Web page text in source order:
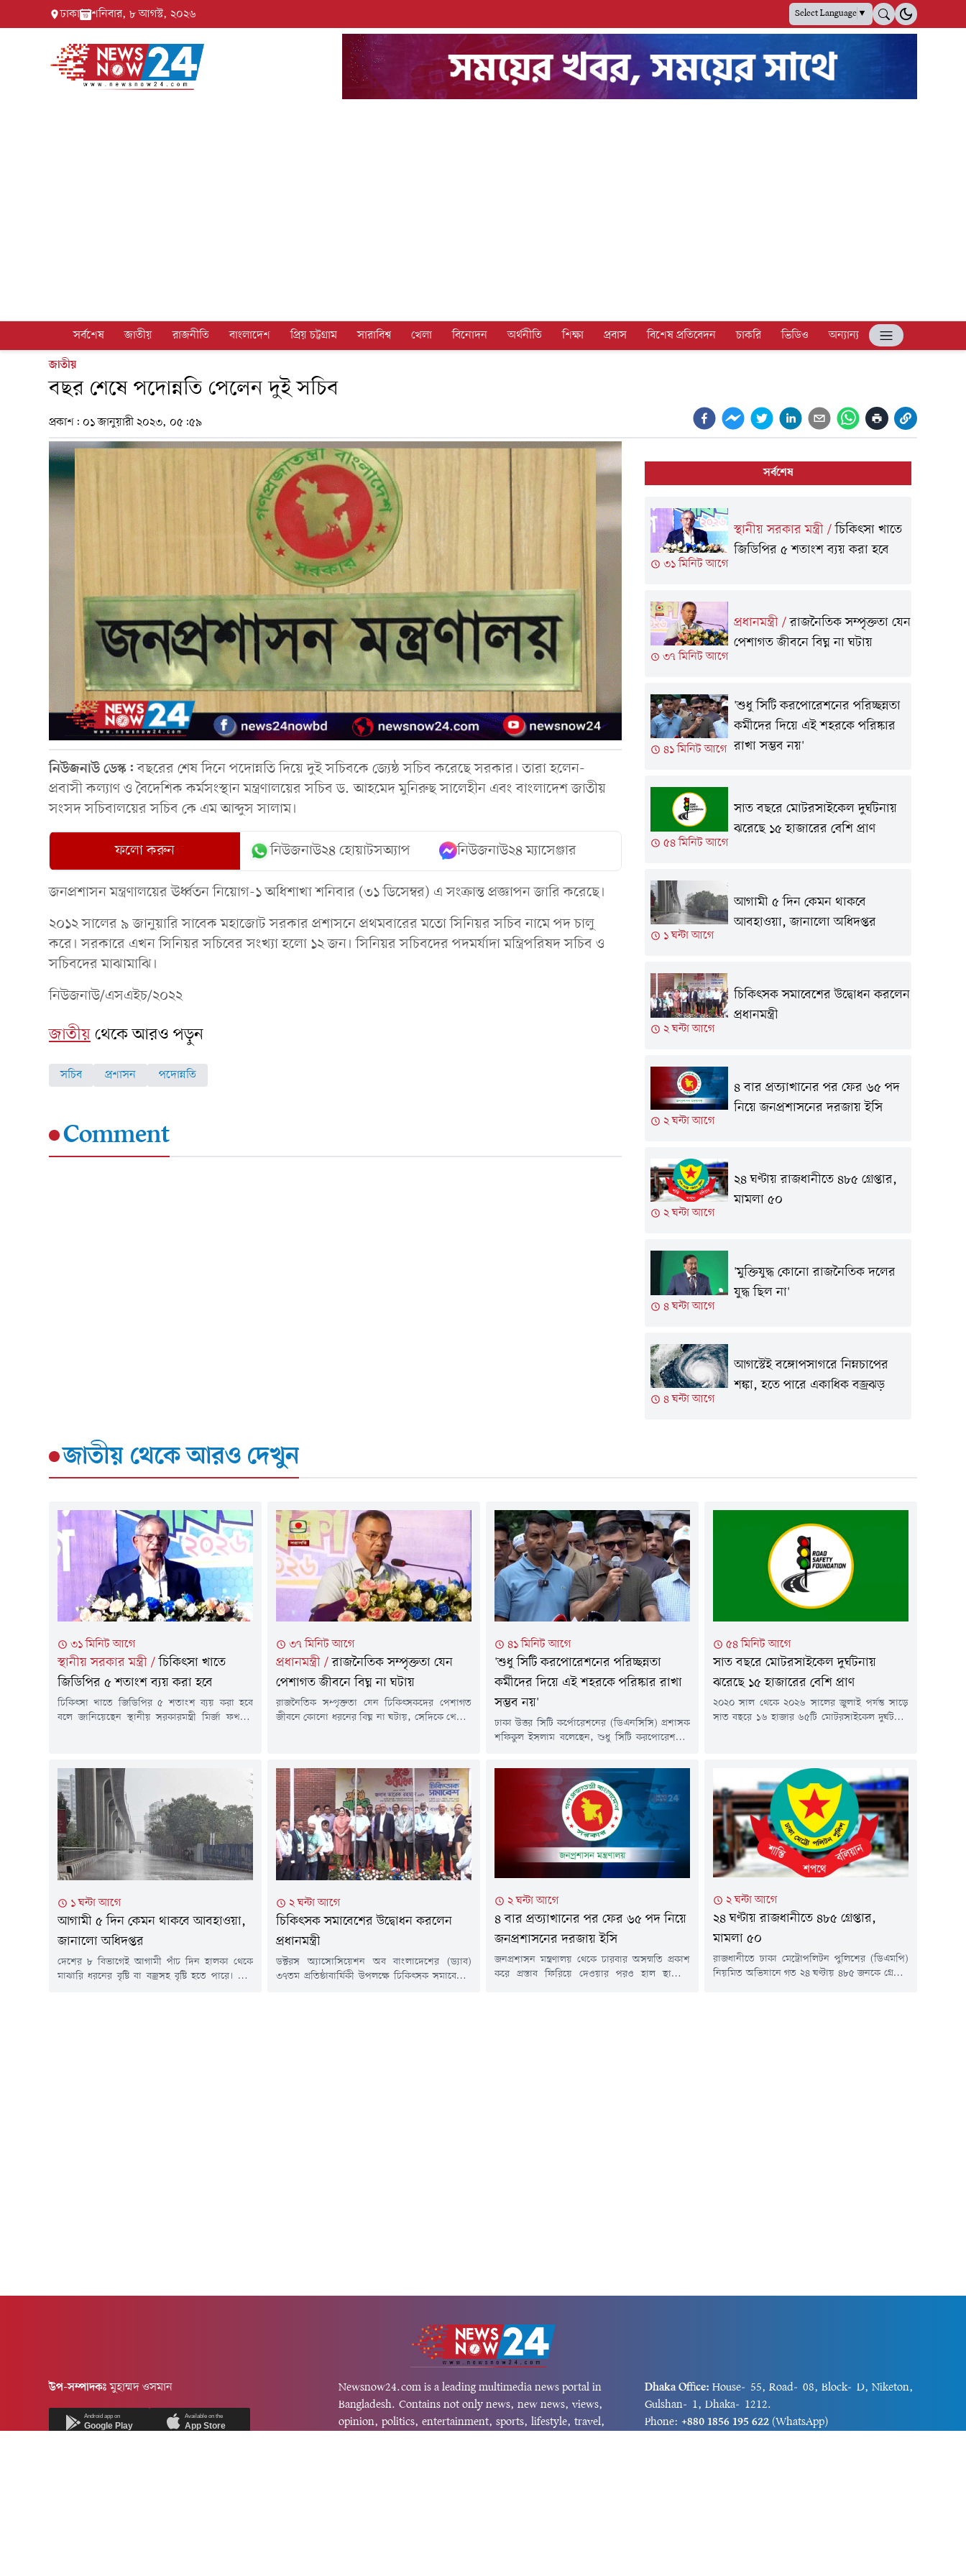
ঢাকা শনিবার, ৮ আগস্ট, ২০২৬ Select Language▼
সর্বশেষ জাতীয় রাজনীতি বাংলাদেশ প্রিয় চট্টগ্রাম সারাবিশ্ব খেলা বিনোদন অর্থনীতি শিক্ষা প্রবাস বিশেষ প্রতিবেদন চাকরি ভিডিও
অন্যান্য
জাতীয়
বছর শেষে পদোন্নতি পেলেন দুই সচিব
প্রকাশ: ০১ জানুয়ারী ২০২৩, ০৫:৫৯
নিউজনাউ ডেস্ক:বছরের শেষ দিনে পদোন্নতি দিয়ে দুই সচিবকে জ্যেষ্ঠ সচিব করেছে সরকার। তারা হলেন-
প্রবাসী কল্যাণ ও বৈদেশিক কর্মসংস্থান মন্ত্রণালয়ের সচিব ড. আহমেদ মুনিরুছ সালেহীন এবং বাংলাদেশ জাতীয়
সংসদ সচিবালয়ের সচিব কে এম আব্দুস সালাম।
ফলো করুন নিউজনাউ২৪ হোয়াটসঅ্যাপ নিউজনাউ২৪ ম্যাসেঞ্জার
জনপ্রশাসন মন্ত্রণালয়ের ঊর্ধ্বতন নিয়োগ-১ অধিশাখা শনিবার (৩১ ডিসেম্বর) এ সংক্রান্ত প্রজ্ঞাপন জারি করেছে।
২০১২ সালের ৯ জানুয়ারি সাবেক মহাজোট সরকার প্রশাসনে প্রথমবারের মতো সিনিয়র সচিব নামে পদ চালু
করে। সরকারে এখন সিনিয়র সচিবের সংখ্যা হলো ১২ জন। সিনিয়র সচিবদের পদমর্যাদা মন্ত্রিপরিষদ সচিব ও
সচিবদের মাঝামাঝি।
নিউজনাউ/এসএইচ/২০২২
জাতীয়থেকে আরও পড়ুন
সচিব প্রশাসন পদোন্নতি
Comment
সর্বশেষ
৩১ মিনিট আগে
স্থানীয় সরকার মন্ত্রী/চিকিৎসা খাতে
জিডিপির ৫ শতাংশ ব্যয় করা হবে
৩৭ মিনিট আগে
প্রধানমন্ত্রী/রাজনৈতিক সম্পৃক্ততা যেন
পেশাগত জীবনে বিঘ্ন না ঘটায়
৪১ মিনিট আগে
'শুধু সিটি করপোরেশনের পরিচ্ছন্নতা
কর্মীদের দিয়ে এই শহরকে পরিষ্কার
রাখা সম্ভব নয়'
৫৪ মিনিট আগে
সাত বছরে মোটরসাইকেল দুর্ঘটনায়
ঝরেছে ১৫ হাজারের বেশি প্রাণ
১ ঘন্টা আগে
আগামী ৫ দিন কেমন থাকবে
আবহাওয়া, জানালো অধিদপ্তর
২ ঘন্টা আগে
চিকিৎসক সমাবেশের উদ্বোধন করলেন
প্রধানমন্ত্রী
২ ঘন্টা আগে
৪ বার প্রত্যাখানের পর ফের ৬৫ পদ
নিয়ে জনপ্রশাসনের দরজায় ইসি
২ ঘন্টা আগে
২৪ ঘণ্টায় রাজধানীতে ৪৮৫ গ্রেপ্তার,
মামলা ৫০
৪ ঘন্টা আগে
'মুক্তিযুদ্ধ কোনো রাজনৈতিক দলের
যুদ্ধ ছিল না'
৪ ঘন্টা আগে
আগস্টেই বঙ্গোপসাগরে নিম্নচাপের
শঙ্কা, হতে পারে একাধিক বজ্রঝড়
জাতীয় থেকে আরও দেখুন
৩১ মিনিট আগে
স্থানীয় সরকার মন্ত্রী /চিকিৎসা খাতে
জিডিপির ৫ শতাংশ ব্যয় করা হবে
চিকিৎসা খাতে জিডিপির ৫ শতাংশ ব্যয় করা হবে
বলে জানিয়েছেন স্থানীয় সরকারমন্ত্রী মির্জা ফখরুল
সংসদের এলডি হলে ডক্টরস এসোসিয়েশন অব
বাংলাদেশের (ড্যাব) ৩৭তম প্রতিষ্ঠাবার্ষিকী উপলক্ষে
আয়োজিত চিকিৎসক সমাবেশে এসব কথা জানান
তিনি।...
৩৭ মিনিট আগে
প্রধানমন্ত্রী /রাজনৈতিক সম্পৃক্ততা যেন
পেশাগত জীবনে বিঘ্ন না ঘটায়
রাজনৈতিক সম্পৃক্ততা যেন চিকিৎসকদের পেশাগত
জীবনে কোনো ধরনের বিঘ্ন না ঘটায়, সেদিকে খেয়াল
বাংলাদেশের (ড্যাব) ৩৭তম প্রতিষ্ঠাবার্ষিকী উপলক্ষে
আয়োজিত চিকিৎসক সমাবেশে প্রধান অতিথির
বক্তব্যে এ আহ্বান জানান তিনি।সমাবেশে দেশের
চলমান জ্বালানি পরিস্থিতি...
৪১ মিনিট আগে
'শুধু সিটি করপোরেশনের পরিচ্ছন্নতা
কর্মীদের দিয়ে এই শহরকে পরিষ্কার রাখা
সম্ভব নয়'
ঢাকা উত্তর সিটি কর্পোরেশনের (ডিএনসিসি) প্রশাসক
শফিকুল ইসলাম বলেছেন, শুধু সিটি করপোরেশনের
সম্ভব নয়। দরকার সাধারণ মানুষের সহায়তাও।
শনিবার (৮ আগস্ট) সকালে 'নগরের বর্জ্য ব্যবস্থাপনা
আমার-আপনার সকলের দায়িত্ব' শিরোনামে
জনসচেতনতা মূলক বিশেষ সাপ্তাহিক পরিচ্ছন্নতা
অভিযানে এ কথা বলেন তিনি।প্রশাসক জানান, ডেঙ্গু
নিয়ন্ত্রণে এরইমধ্যে ৯...
৫৪ মিনিট আগে
সাত বছরে মোটরসাইকেল দুর্ঘটনায়
ঝরেছে ১৫ হাজারের বেশি প্রাণ
২০২০ সাল থেকে ২০২৬ সালের জুলাই পর্যন্ত সাড়ে
সাত বছরে ১৬ হাজার ৬৫টি মোটরসাইকেল দুর্ঘটনায়
রোড সেফটি ফাউন্ডেশনের নির্বাহী পরিচালক সাইদুর
রহমানের পাঠানো এক সংবাদ বিজ্ঞপ্তিতে...
১ ঘন্টা আগে
আগামী ৫ দিন কেমন থাকবে আবহাওয়া,
জানালো অধিদপ্তর
দেশের ৮ বিভাগেই আগামী পাঁচ দিন হালকা থেকে
মাঝারি ধরনের বৃষ্টি বা বজ্রসহ বৃষ্টি হতে পারে। কিছু
২ ঘন্টা আগে
চিকিৎসক সমাবেশের উদ্বোধন করলেন
প্রধানমন্ত্রী
ডক্টরস অ্যাসোসিয়েশন অব বাংলাদেশের (ড্যাব)
৩৭তম প্রতিষ্ঠাবার্ষিকী উপলক্ষে চিকিৎসক সমাবেশের
২ ঘন্টা আগে
৪ বার প্রত্যাখানের পর ফের ৬৫ পদ নিয়ে
জনপ্রশাসনের দরজায় ইসি
জনপ্রশাসন মন্ত্রণালয় থেকে চারবার অসম্মতি প্রকাশ
করে প্রস্তাব ফিরিয়ে দেওয়ার পরও হাল ছাড়েনি
২ ঘন্টা আগে
২৪ ঘণ্টায় রাজধানীতে ৪৮৫ গ্রেপ্তার,
মামলা ৫০
রাজধানীতে ঢাকা মেট্রোপলিটন পুলিশের (ডিএমপি)
নিয়মিত অভিযানে গত ২৪ ঘণ্টায় ৪৮৫ জনকে গ্রেপ্তার
উপ-সম্পাদকঃমুহাম্মদ ওসমান
Android app on
Google Play
Available on the
App Store
Newsnow24.com is a leading multimedia news portal in
Bangladesh. Contains not only news, new news, views,
opinion, politics, entertainment, sports, lifestyle, travel,
Dhaka Office: House-55, Road-08, Block-D, Niketon,
Gulshan-1, Dhaka-1212.
Phone: +880 1856 195 622 (WhatsApp)